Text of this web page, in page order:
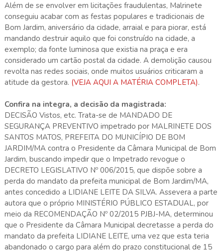
Além de se envolver em licitações fraudulentas, Malrinete
conseguiu acabar com as festas populares e tradicionais de
Bom Jardim, aniversário da cidade, arraial e para piorar, está
mandando destruir aquilo que foi construído na cidade, a
exemplo; da fonte luminosa que existia na praça e era
considerado um cartão postal da cidade. A demolição causou
revolta nas redes sociais, onde muitos usuários criticaram a
atitude da gestora. (VEJA AQUI A MATÉRIA COMPLETA).
Confira na integra, a decisão da magistrada:
DECISÃO Vistos, etc. Trata-se de MANDADO DE SEGURANÇA PREVENTIVO impetrado por MALRINETE DOS SANTOS MATOS, PREFEITA DO MUNICÍPIO DE BOM JARDIM/MA contra o Presidente da Câmara Municipal de Bom Jardim, buscando impedir que o Impetrado revogue o DECRETO LEGISLATIVO Nº 006/2015, que dispõe sobre a perda do mandato da prefeita municipal de Bom Jardim/MA, antes concedido a LIDIANE LEITE DA SILVA. Assevera a parte autora que o próprio MINISTÉRIO PÚBLICO ESTADUAL, por meio da RECOMENDAÇÃO Nº 02/2015 PJBJ-MA, determinou que o Presidente da Câmara Municipal decretasse a perda do mandato da prefeita LIDIANE LEITE, uma vez que esta teria abandonado o cargo para além do prazo constitucional de 15 (quinze) dias, o que deu ensejo à posse definitiva da atual gestora municipal, Senhora Malrinete. Aduz a Impetrante que o referido decreto é válido e se constitui em um ato vinculado, e não discricionário e, portanto, não seria passível de anulação. Requer a Impetrante a concessão de medida liminar que obste qualquer ato que vise à decretação da revogação do Decreto Legislativo nº 006/2015 por parte da autoridade impetrada. Foram acostados à inicial diversos documentos, dentre eles o Decreto Legislativo nº 006/2015. Remetidos os autos ao MPE, para se manifestar sobre o pedido de liminar, este apresentou manifestação favorável à concessão da tutela de urgência. É o breve relatório. Decido. Para a concessão da medida liminar em Mandado de Segurança devem concorrer 2 (dois) requisitos legais, quais sejam: a) que haja relevância dos motivos ou fundamentos em que se assenta o pedido inicial; b) que haja possibilidade da ocorrência de lesão irreversível ao direito do impetrante, ou dano de difícil reparação, seja de ordem patrimonial, funcional ou moral, se for mantido o ato coator até a sentença final, ou se o provimento jurisdicional instado só lhe for reconhecido na sentença final de mérito. Na hipótese destes autos, tem-se por adequada a via eleita pelo Impetrante para a garantia do alegado direito, vez que o mandado de segurança preventivo tem cabimento sempre que o titular do direito líquido e certo tiver o "justo receio" de violação desse seu direito que, na hipótese, se consubstancia na possibilidade concreta de ser a Impetrante afastada do cargo de Prefeita Municipal. Assim, tratando-se de possibilidade objetiva de lesão a direito líquido e certo da impetrante, cabível o "writ", a fim de obstar a operância do referido ato lesivo e, ademais, todo o material necessário à análise do pedido liminar veio aos autos com a inicial, sendo o quanto basta. No mérito, adoto como razões de decidir os fundamentos contidos no parecer do Ministério Público constantes nos autos, por questão de economia e celeridade processual: "(...) Com relação ao pleito da impetrante, observa-se que é adequada a via eleita consoante norma inserta no art. 1º da Lei nº 12.016/09, "conceder-se-á mandado de segurança para proteger direito líquido e certo, não amparado por habeas corpus ou habeas data, sempre que, ilegalmente ou com abuso de poder, qualquer pessoa física ou jurídica sofrer violação, ou houver justo receio de sofrê-la, por parte de autoridade, seja de que categoria for e sejam quais forem as funções que exerça". No caso dos autos, a impetrante demonstra que possui justo receio de sofrer violação ao seu direito líquido e certo de se manter no cargo de Prefeita Municipal, a qual é a atual legítima Prefeita, uma vez que foi empossada neste cargo em virtude de Lidiane Leite da Silva ter abandonado o cargo de prefeita, quando deliberadamente fugiu deste município para não ser presa pela polícia, após ter sido decretada sua prisão. Esta saída repentina do município se deu às escondidas, sem obter autorização da Câmara Municipal, e perdurou por mais de 15 dias, o que ensejou a elaboração da Recomendação de nº 02/2015 do Ministério Público Estadual, a qual assim versava em sua parte dispositiva, após os devidos considerandos: "RECOMENDA À Câmara Municipal de Vereadores, através de seu Presidente, que adote, no prazo de 48 (quarenta e oito) horas, a contar do recebimento da presente recomendação, todas as providências e medidas necessárias para o cumprimento integral das disposições legais da Constituição Federal, Lei Orgânica Municipal, Decreto-lei nº 201/67 e Lei de Improbidade Administrativa(8.429/92) a fim de que seja declarada a perda do Mandato de Prefeita do Município de Bom Jardim conferido a LIDIANE DA SILVA LEITE uma vez que se configurou o abandono do seu cargo por prazo superior a 10 dias, sem autorização da Câmara Municipal. Ressalto que o não atendimento ao que fora preceituado na presente recomendação, no prazo acima referido, ensejará a adoção das medidas legais cabíveis por parte desta Promotoria de Justiça, podendo inclusive configurar uma ação dolosa tipificada na Lei de Improbidade Administrativa, vez que a decretação da perda de cargo, em caso de abandono de função, é um ATO VINCULADO, a ser praticado pelo Presidente da Câmara, e não um ato discricionário.". Após o recebimento desta recomendação, a Câmara produziu e promulgou o Decreto de nº 06/2015. Uma vez elaborado este decreto, este passa a ser considerado um ato jurídico perfeito, e não pode ser administrativa e unilateralmente modificado, senão pela via judicial adequada. Qualquer tentativa de revogação ou anulação administrativa do referido decreto vem atender apenas aos anseios político-partidários dos Membros da Câmara, entrando em confronto direto com o direito difuso de toda coletividade de bom Jardim, mormente ao direito à estabilidade política, além de confrontar também o direito individual da impetrante. Observe, Excelência, que qualquer mácula que o presidente da Câmara Municipal venha alegar para justificar a anulação ou revogação deste decreto terá sido provocado por ele mesmo, de forma dolosa e deliberada, mormente se deixou de intimar a ex-prefeita Lidiane para algum ato, se o fez, fez sabendo de suas obrigações legais.Além disso, o ato foi praticado em setembro de 2015, e qualquer direito de defesa administrativa já precluiu e a revogação unilateral por quem porventura tenha dado causa à nulidade é proibido pelos princípios de nosso ordenamento jurídico, principalmente pelo "venire contra factum próprium" que significa vedação do comportamento contraditório, baseando-se na regra da pacta sunt servanda. O princípio da vedação do comportamento contraditório (ou princípio da tutela da confiança legítima ou, ainda, nemo potest venire contra factum proprium) se relaciona diretamente à boa-fé objetiva e decorre do valor constitucional da dignidade da pessoa humana. Este princípio jurídico é um dos mais antigos e aceitos em todos estados democráticos de direito. Assim, não pode o Presidente da Câmara, alegando sua própria omissão, torpeza, vir agora, quase um ano após a consumação de seu ato, rever seu ato de forma totalmente discricionária. Não pode toda sociedade de Bom Jardim ficar refém do alvedrio de político. Com relação à legalidade da decretação da perda do cargo de prefeita, a Constituição Federal em seu art. 83, assevera que "O Presidente e o Vice-Presidente da República não poderão, sem licença do Congresso Nacional, ausentar-se do País por período superior a quinze dias, sob pena de perda do cargo", esta previsão legal por aplicação do princípio da simetria, se estende aos estados e aos municípios". Sabe-se que existem normas constitucionais de repetição obrigatória no âmbito estadual e municipal, e a disposta no artigo 83 da CF é uma delas.Além disso, a própria Lei Orgânica Municipal de Bom Jardim, em seu Art. 67, prevê que não poderia o Prefeito ausentar-se do município sem autorização da Câmera de Vereadores por período superior a 10 (dez) dias, sob pena de perda do cargo. O Decreto º 06/2015 que declarou vago por abandono do cargo e a perda do mandato da ex-prefeita Lidiane Leite da Silva, é o ato administrativo vinculado que visou atender aointeresse público, atendendo a norma expressa da Constituição federal. Em outras palavras, não foi praticado com o fim de prejudicar ou favorecer alguém, mas apenas atender ao fim previsto na Constituição Federal e na Lei Orgânica do Município, para a hipótese, conforme explanado nas linhas acima. A Câmara Municipal de Bom Jardim, atendendo a Recomendação de nº 02/2015 - PJBJ (em anexo) limitou-se a declarar que ocorreu, em concreto, a situação prevista genericamente na norma legal, caso em que, cumpriu o mandamento constitucional, constituindo-se o Decreto 06/2015 um ato jurídico vinculado, perfeito, válido e eficaz, pois teve concluído seu processo de elaboração e é compatível com a ordem jurídica. A doutrina preponderante no direito administrativo, representada por Celso AntônioBandeira de Belo, entende que o ato vinculado só pode ser retirado do ordenamento jurídico caso seja considerado inválido, inexistente ou anulável. Consoante entendimento de Dirley da Cunha Júnior (Curso de direito Administratrivo. 12ª ed. Salvador: JusPodivm. 2013), inexistente é ato puramente criminoso, portanto, não pode ser convalidado; nulo é o ato eivado de vício grave que o torne ilegal; anulável é o ato que apesar de conter um vício, pode ser convalidado pela Administração. Percebe-se da análise dos autos que o Decreto 06/2015 não possui qualquer vício que possa ensejar a invalidação deste ato administrativo, pois sua elaboração atendeu a todos os requisitos do ato jurídico perfeito, quais sejam, sujeito competente (Câmara Municipal de Vereadores), finalidade pública (observância das determinações do art. 83 da CF e art. 67 da Lei Orgânica Municipal de Bom Jardim), forma prescrita em lei (Decreto), motivo (afastamento da Gestora Municipal por motivo superior à 15 dias, sem autorização da Câmara Municipal) e objeto (abandono de função, com a consequente perda do cargo). E mesmo, que alguma formalidade não tenha sido seguida, certamente o direito de alegála na via administrativa está preclusa, somente podendo ser atacada judicialmente,